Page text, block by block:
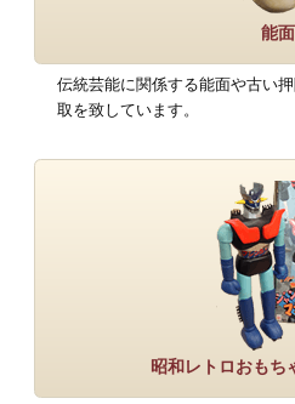
能面
伝統芸能に関係する能面や古い
取を致しています。
昭和レトロおもち